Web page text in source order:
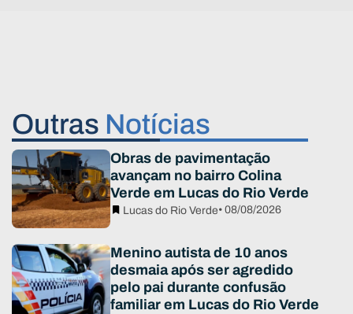
Outras Notícias
Obras de pavimentação
avançam no bairro Colina
Verde em Lucas do Rio Verde
Lucas do Rio Verde• 08/08/2026
Menino autista de 10 anos
desmaia após ser agredido
pelo pai durante confusão
familiar em Lucas do Rio Verde